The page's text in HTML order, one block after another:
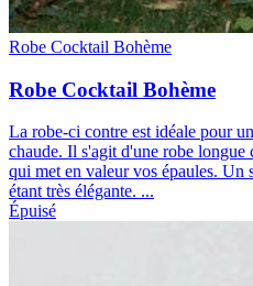
Robe Cocktail Bohème
Robe Cocktail Bohème
La robe-ci contre est idéale pour
chaude. Il s'agit d'une robe longue
qui met en valeur vos épaules. Un
étant très élégante. ...
Épuisé